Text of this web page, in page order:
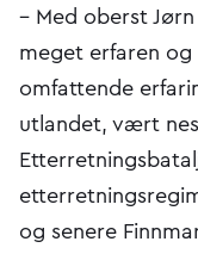
– Med oberst
meget erfaren
omfattende
utlandet, vært
og senere